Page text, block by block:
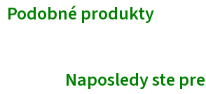
Podobné produkty
Naposledy ste